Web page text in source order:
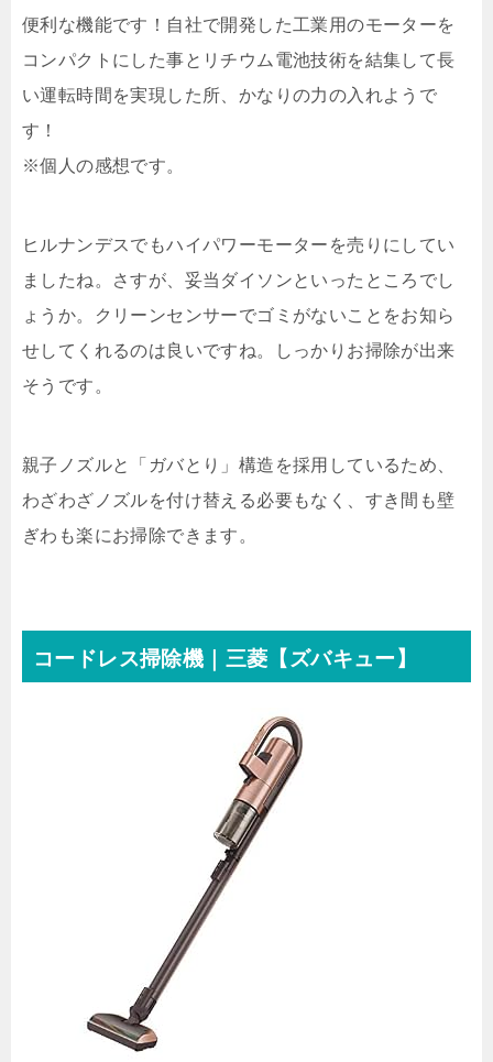
便利な機能です！自社で開発した工業用のモーターを
コンパクトにした事とリチウム電池技術を結集して長
い運転時間を実現した所、かなりの力の入れようで
す！
※個人の感想です。
ヒルナンデスでもハイパワーモーターを売りにしてい
ましたね。さすが、妥当ダイソンといったところでし
ょうか。クリーンセンサーでゴミがないことをお知ら
せしてくれるのは良いですね。しっかりお掃除が出来
そうです。
親子ノズルと「ガバとり」構造を採用しているため、
わざわざノズルを付け替える必要もなく、すき間も壁
ぎわも楽にお掃除できます。
コードレス掃除機｜三菱【ズバキュー】